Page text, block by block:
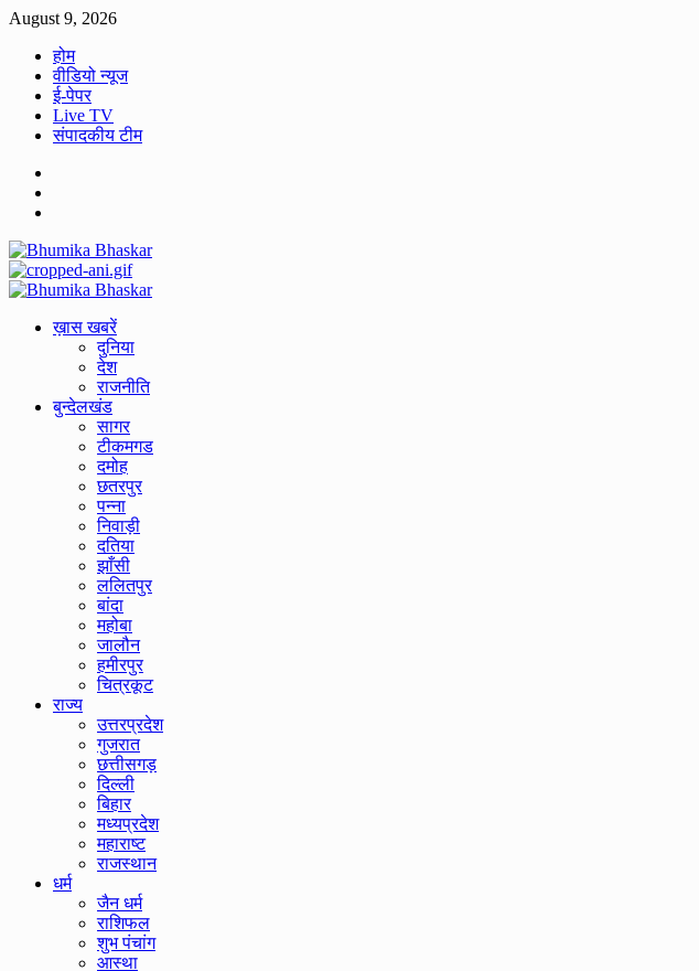
Skip
content
August 9, 2026
होम
वीडियो न्यूज
ई-पेपर
Live TV
संपादकीय टीम
Primary
ख़ास खबरें
दुनिया
देश
राजनीति
बुन्देलखंड
सागर
टीकमगड
दमोह
छतरपुर
पन्ना
निवाड़ी
दतिया
झाँसी
ललितपुर
बांदा
महोबा
जालौन
हमीरपुर
चित्रकूट
राज्य
उत्तरप्रदेश
गुजरात
छत्तीसगड़
दिल्ली
बिहार
मध्यप्रदेश
महाराष्ट
राजस्थान
धर्म
जैन धर्म
राशिफल
शुभ पंचांग
आस्था